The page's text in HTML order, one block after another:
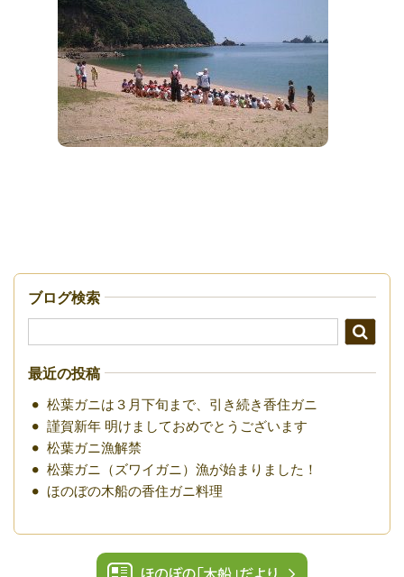
ブログ検索
最近の投稿
松葉ガニは３月下旬まで、引き続き香住ガニ
謹賀新年 明けましておめでとうございます
松葉ガニ漁解禁
松葉ガニ（ズワイガニ）漁が始まりました！
ほのぼの木船の香住ガニ料理